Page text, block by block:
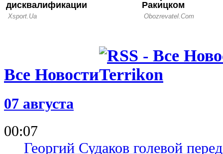
Все Новости
07 августа
00:07
Георгий Судаков голевой